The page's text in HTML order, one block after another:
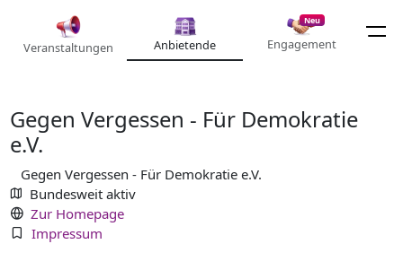
Veranstaltungen Anbietende
Neu
Engagement
Gegen Vergessen - Für Demokratie
e.V.
Gegen Vergessen - Für Demokratie e.V.
Bundesweit aktiv
Zur Homepage
Impressum